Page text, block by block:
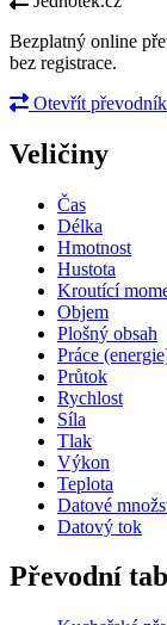
Bezplatný online
bez registrace.
Otevřít převodník
Veličiny
Čas
Délka
Hmotnost
Hustota
Kroutící
Objem
Plošný obsah
Práce
Průtok
Rychlost
Síla
Tlak
Výkon
Teplota
Datové
Datový tok
Převodní